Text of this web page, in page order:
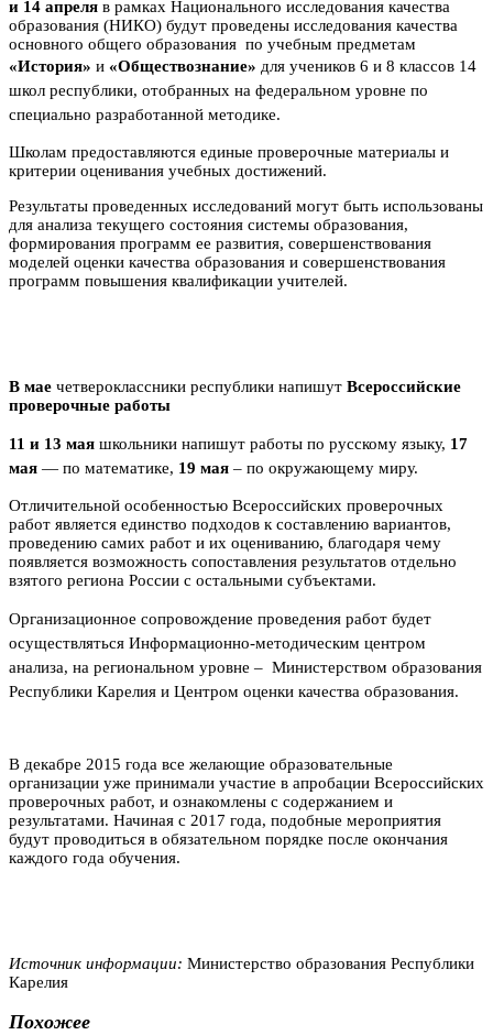
и 14 апреля в рамках Национального исследования качества
образования (НИКО) будут проведены исследования качества
основного общего образования по учебным предметам
«История» и «Обществознание» для учеников 6 и 8 классов 14
школ республики, отобранных на федеральном уровне по
специально разработанной методике.
Школам предоставляются единые проверочные материалы и
критерии оценивания учебных достижений.
Результаты проведенных исследований могут быть использованы
для анализа текущего состояния системы образования,
формирования программ ее развития, совершенствования
моделей оценки качества образования и совершенствования
программ повышения квалификации учителей.
В мае четвероклассники республики напишут Всероссийские
проверочные работы
11 и 13 мая школьники напишут работы по русскому языку, 17
мая — по математике, 19 мая – по окружающему миру.
Отличительной особенностью Всероссийских проверочных
работ является единство подходов к составлению вариантов,
проведению самих работ и их оцениванию, благодаря чему
появляется возможность сопоставления результатов отдельно
взятого региона России с остальными субъектами.
Организационное сопровождение проведения работ будет
осуществляться Информационно-методическим центром
анализа, на региональном уровне – Министерством образования
Республики Карелия и Центром оценки качества образования.
В декабре 2015 года все желающие образовательные
организации уже принимали участие в апробации Всероссийских
проверочных работ, и ознакомлены с содержанием и
результатами. Начиная с 2017 года, подобные мероприятия
будут проводиться в обязательном порядке после окончания
каждого года обучения.
Источник информации: Министерство образования Республики
Карелия
Похожее